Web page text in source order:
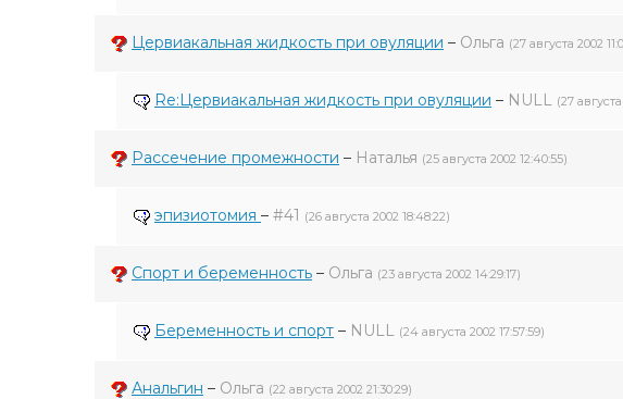
Цервиакальная жидкость при овуляции – Ольга (27 августа 2002
Re:Цервиакальная жидкость при овуляции – NULL (27
Рассечение промежности – Наталья (25 августа 2002 12:40:55)
эпизиотомия – #41 (26 августа 2002 18:48:22)
Спорт и беременность – Ольга (23 августа 2002 14:29:17)
Беременность и спорт – NULL (24 августа 2002 17:57:59)
Анальгин – Ольга (22 августа 2002 21:30:29)